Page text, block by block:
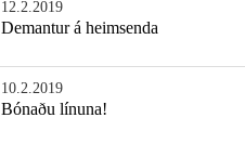
12.2.2019
Demantur á heimsenda
10.2.2019
Bónaðu línuna!